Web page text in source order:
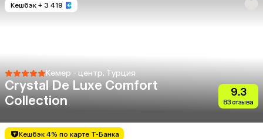
Кешбэк + 3 419
Кемер - центр, Турция
Crystal De Luxe Comfort
Collection
9.3
83 отзыва
Кешбэк 4% по карте Т-Банка